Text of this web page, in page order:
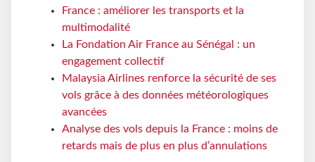
France : améliorer les transports et la
multimodalité
La Fondation Air France au Sénégal : un
engagement collectif
Malaysia Airlines renforce la sécurité de ses
vols grâce à des données météorologiques
avancées
Analyse des vols depuis la France : moins de
retards mais de plus en plus d’annulations